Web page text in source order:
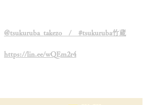
@tsukuruba_takezo / #tsukuruba竹蔵
https://lin.ee/wQEm2r4